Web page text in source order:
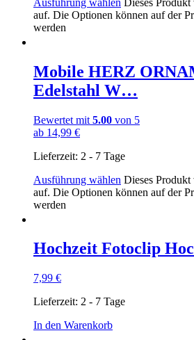
auf. Die Optionen können auf der
werden
Mobile HERZ
Edelstahl W…
Bewertet mit 5.00 von 5
ab 14,99 €
Lieferzeit: 2 - 7 Tage
Ausführung wählen Dieses Produkt
auf. Die Optionen können auf der
werden
Hochzeit Fotoclip
7,99 €
Lieferzeit: 2 - 7 Tage
In den Warenkorb